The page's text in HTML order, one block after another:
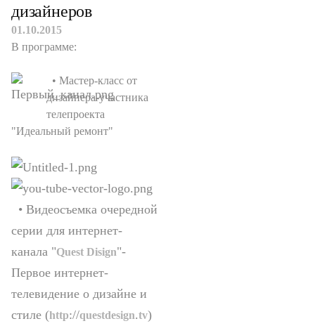
дизайнеров
01.10.2015
В программе:
• Мастер-класс от
дизайнера-участника
телепроекта
"Идеальный ремонт"
• Видеосъемка очередной
серии для интернет-
канала "Quest Disign"-
Первое интернет-
телевидение о дизайне и
стиле (http://questdesign.tv)